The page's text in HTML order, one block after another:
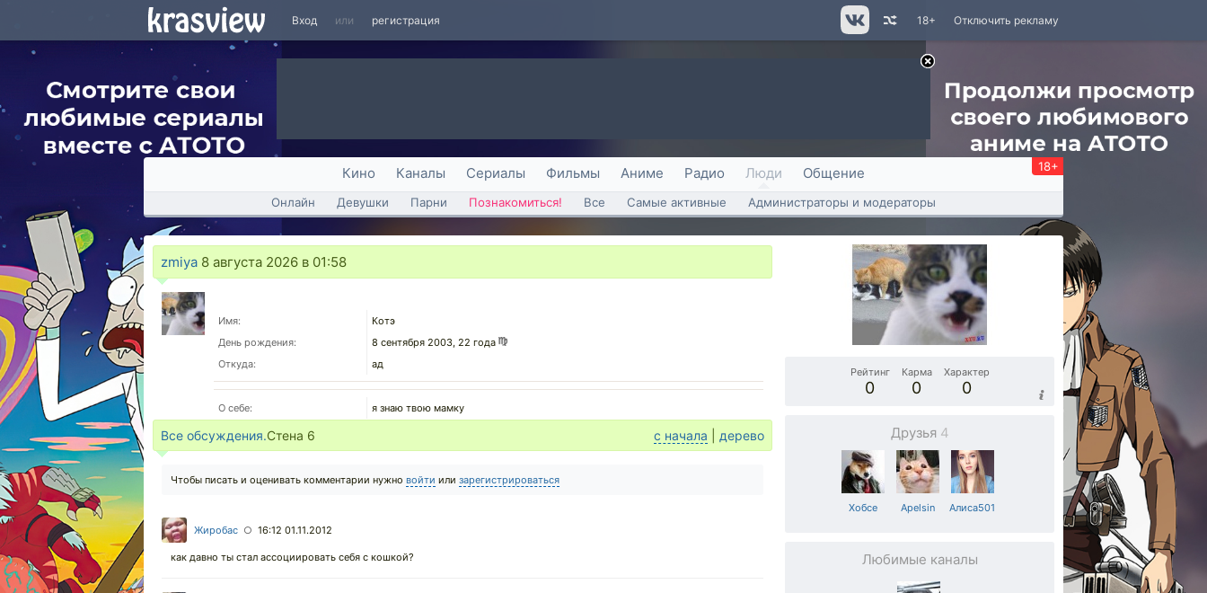
Вход или регистрация Отключить рекламу
18+
Кино Каналы Сериалы Фильмы Аниме Радио Люди Общение 18+
Онлайн Девушки Парни Познакомиться! Все Самые активные Администраторы и модераторы
zmiya 8 августа 2026 в 01:58
Имя:
Котэ
День рождения:
8 сентября 2003, 22 года
Откуда:
ад
О себе: я знаю твою мамку
Все обсуждения.Стена 6 с начала дерево
Чтобы писать и оценивать комментарии нужно войти или зарегистрироваться
Жиробас ○ 16:12 01.11.2012
как давно ты стал ассоциировать себя с кошкой?
Рейтинг
0
Карма
0
Характер
0
Друзья 4
Хобсе Apelsin Алиса501
Любимые каналы